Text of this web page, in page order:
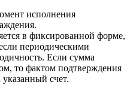
исполнения
в фиксированной форме,
периодическими
Если сумма
то фактом подтверждения
счет.